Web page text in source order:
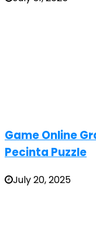
Game Online
Pecinta Puzzle
July 20, 2025